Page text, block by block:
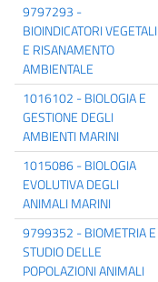
9797293 -
BIOINDICATORI VEGETALI
E RISANAMENTO
AMBIENTALE
1016102 - BIOLOGIA E
GESTIONE DEGLI
AMBIENTI MARINI
1015086 - BIOLOGIA
EVOLUTIVA DEGLI
ANIMALI MARINI
9799352 - BIOMETRIA E
STUDIO DELLE
POPOLAZIONI ANIMALI